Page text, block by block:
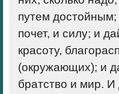
путем
почет, и силу; и
красоту,
(окружающих); и
братство и мир.